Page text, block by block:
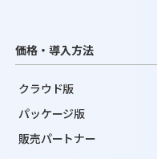
価格・導入方法
クラウド版
パッケージ版
販売パートナー